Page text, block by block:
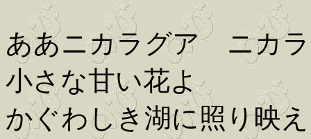
ああニカラグア ニカ
小さな甘い花よ
かぐわしき湖に照り映